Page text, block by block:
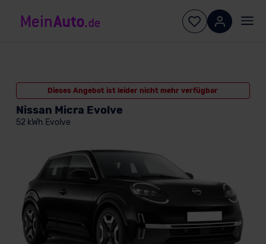
Dieses Angebot ist leider nicht mehr verfügbar
Nissan Micra Evolve
52 kWh Evolve